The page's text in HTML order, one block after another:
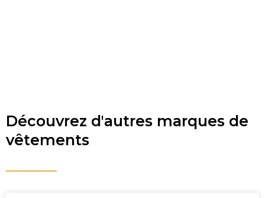
Découvrez d'autres marques de
vêtements